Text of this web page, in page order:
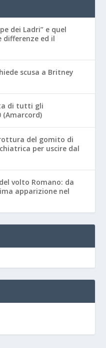
dei Ladri” e quel
differenze ed il
scusa a Britney
di tutti gli
(Amarcord)
del gomito di
per uscire dal
volto Romano: da
apparizione nel